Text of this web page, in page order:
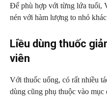
Để phù hợp với từng lứa tuổi,
nén với hàm lượng to nhỏ
Liều dùng thuốc
viên
Với thuốc uống, có rất nhiều
dùng cũng phụ thuộc vào mục